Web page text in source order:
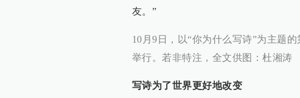
友。”
10月9日，以“你为什么写诗”为主题
举行。若非特注，全文供图：杜湘涛
写诗为了世界更好地改变